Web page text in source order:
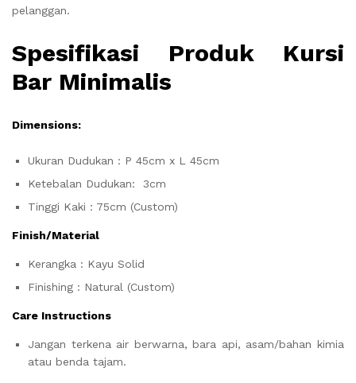
pelanggan.
Spesifikasi Produk Kursi
Bar Minimalis
Dimensions:
Ukuran Dudukan : P 45cm x L 45cm
Ketebalan Dudukan: 3cm
Tinggi Kaki : 75cm (Custom)
Finish/Material
Kerangka : Kayu Solid
Finishing : Natural (Custom)
Care Instructions
Jangan terkena air berwarna, bara api, asam/bahan kimia
atau benda tajam.